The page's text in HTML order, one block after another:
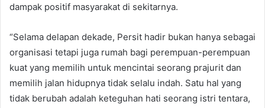
dampak positif masyarakat di sekitarnya.
“Selama delapan dekade, Persit hadir bukan hanya sebagai
organisasi tetapi juga rumah bagi perempuan-perempuan
kuat yang memilih untuk mencintai seorang prajurit dan
memilih jalan hidupnya tidak selalu indah. Satu hal yang
tidak berubah adalah keteguhan hati seorang istri tentara,